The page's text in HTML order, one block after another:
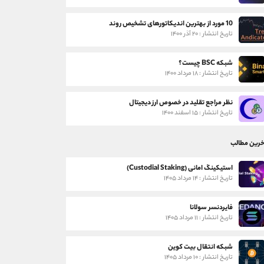
10 مورد از بهترین اندیکاتورهای تشخیص روند
تاریخ انتشار : ۲۰ آذر ۱۴۰۰
شبکه BSC چیست؟
تاریخ انتشار : ۱۸ مرداد ۱۴۰۰
نظر مراجع تقلید در خصوص ارز دیجیتال
تاریخ انتشار : ۱۵ اسفند ۱۴۰۰
مطالب
استیکینگ امانی (Custodial Staking)
تاریخ انتشار : ۱۴ مرداد ۱۴۰۵
فایردنسر سولانا
تاریخ انتشار : ۱۱ مرداد ۱۴۰۵
شبکه انتقال بیت کوین
تاریخ انتشار : ۱۰ مرداد ۱۴۰۵